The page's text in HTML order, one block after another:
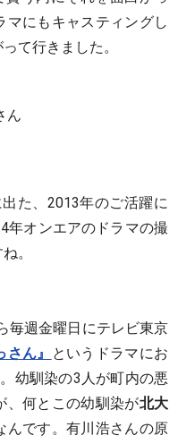
マにもキャスティングし
て行きました。
た、2013年のご活躍に
年オンエアのドラマの撮
。
毎週金曜日にテレビ東京
さん』
というドラマにお
幼馴染の3人が町内の悪
、何とこの幼馴染が北大
んです。有川浩さんの原